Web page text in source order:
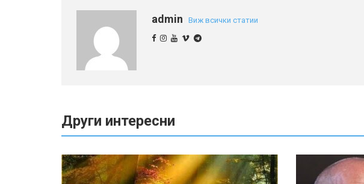
admin Виж всички статии
Други интересни